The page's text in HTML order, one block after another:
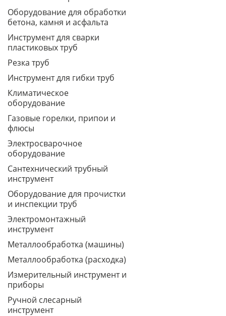
Оборудование для обработки
бетона, камня и асфальта
Инструмент для сварки
пластиковых труб
Резка труб
Инструмент для гибки труб
Климатическое
оборудование
Газовые горелки, припои и
флюсы
Электросварочное
оборудование
Сантехнический трубный
инструмент
Оборудование для прочистки
и инспекции труб
Электромонтажный
инструмент
Металлообработка (машины)
Металлообработка (расходка)
Измерительный инструмент и
приборы
Ручной слесарный
инструмент